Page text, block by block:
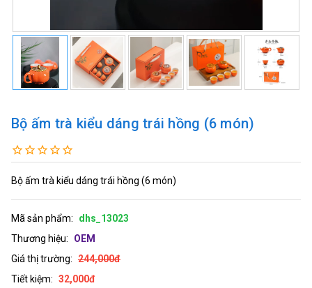
Bộ ấm trà kiểu dáng trái hồng (6 món)
Bộ ấm trà kiểu dáng trái hồng (6 món)
Mã sản phẩm:
dhs_13023
Thương hiệu:
OEM
Giá thị trường: 244,000đ
Tiết kiệm: 32,000đ